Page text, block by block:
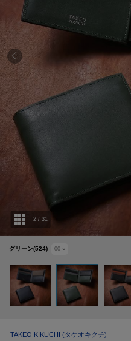
グリーン(524) 00 ○
2 / 31
TAKEO KIKUCHI (タケオキクチ)